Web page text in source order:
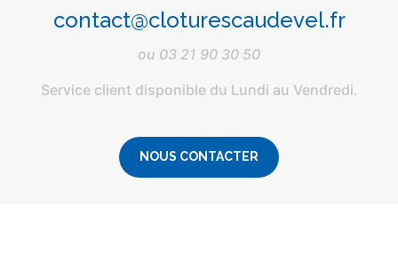
contact@cloturescaudevel.fr
ou 03 21 90 30 50
Service client disponible du Lundi au Vendredi.
NOUS CONTACTER